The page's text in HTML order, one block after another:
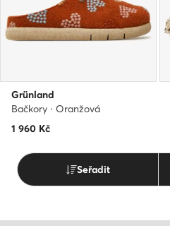
Grünland
Bačkory · Oranžová
1 960 Kč
Seřadit